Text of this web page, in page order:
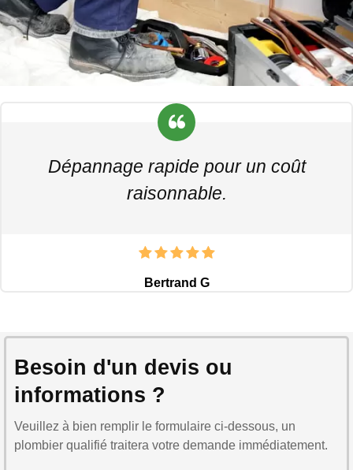
Dépannage rapide pour un coût
raisonnable.
Bertrand G
Besoin d'un devis ou
informations ?
Veuillez à bien remplir le formulaire ci-dessous, un
plombier qualifié traitera votre demande immédiatement.